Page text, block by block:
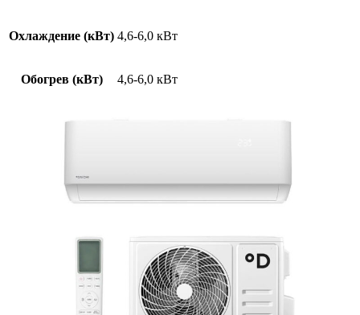
Охлаждение (кВт) 4,6-6,0 кВт
Обогрев (кВт) 4,6-6,0 кВт